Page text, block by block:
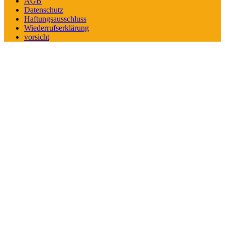
Datenschutz
Haftungsausschluss
Wiederrufserklärung
vorsicht